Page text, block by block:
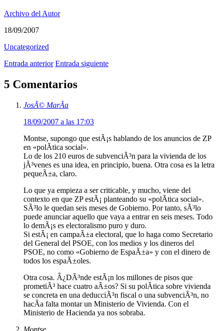
Archivo del Autor
18/09/2007
Uncategorized
Entrada anterior Entrada siguiente
5 Comentarios
JosÃ© MarÃ­a
18/09/2007 a las 17:03
Montse, supongo que estÃ¡s hablando de los anuncios de ZP
en «polÃ­tica social».
Lo de los 210 euros de subvenciÃ³n para la vivienda de los
jÃ³venes es una idea, en principio, buena. Otra cosa es la letra
pequeÃ±a, claro.
Lo que ya empieza a ser criticable, y mucho, viene del
contexto en que ZP estÃ¡ planteando su «polÃ­tica social».
SÃ³lo le quedan seis meses de Gobierno. Por tanto, sÃ³lo
puede anunciar aquello que vaya a entrar en seis meses. Todo
lo demÃ¡s es electoralismo puro y duro.
Si estÃ¡ en campaÃ±a electoral, que lo haga como Secretario
del General del PSOE, con los medios y los dineros del
PSOE, no como «Gobierno de EspaÃ±a» y con el dinero de
todos los espaÃ±oles.
Otra cosa. Â¿DÃ³nde estÃ¡n los millones de pisos que
prometiÃ³ hace cuatro aÃ±os? Si su polÃ­tica sobre vivienda
se concreta en una deducciÃ³n fiscal o una subvenciÃ³n, no
hacÃ­a falta montar un Ministerio de Vivienda. Con el
Ministerio de Hacienda ya nos sobraba.
Montse